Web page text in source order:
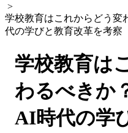
>
学校教育はこれからどう変
代の学びと教育改革を考察
学校教育は
わるべきか
AI時代の学